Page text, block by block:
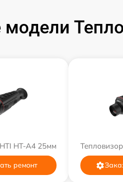
HT-A4 25мм
ремонт